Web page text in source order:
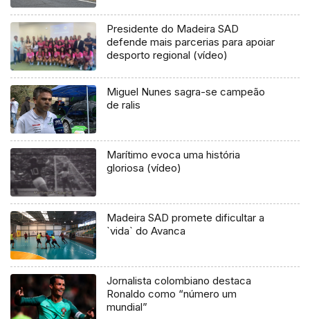
Presidente do Madeira SAD
defende mais parcerias para apoiar
desporto regional (vídeo)
Miguel Nunes sagra-se campeão
de ralis
Marítimo evoca uma história
gloriosa (vídeo)
Madeira SAD promete dificultar a
`vida` do Avanca
Jornalista colombiano destaca
Ronaldo como “número um
mundial”